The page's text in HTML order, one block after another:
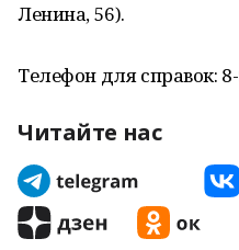
Ленина, 56).
Телефон для справок:
Читайте нас